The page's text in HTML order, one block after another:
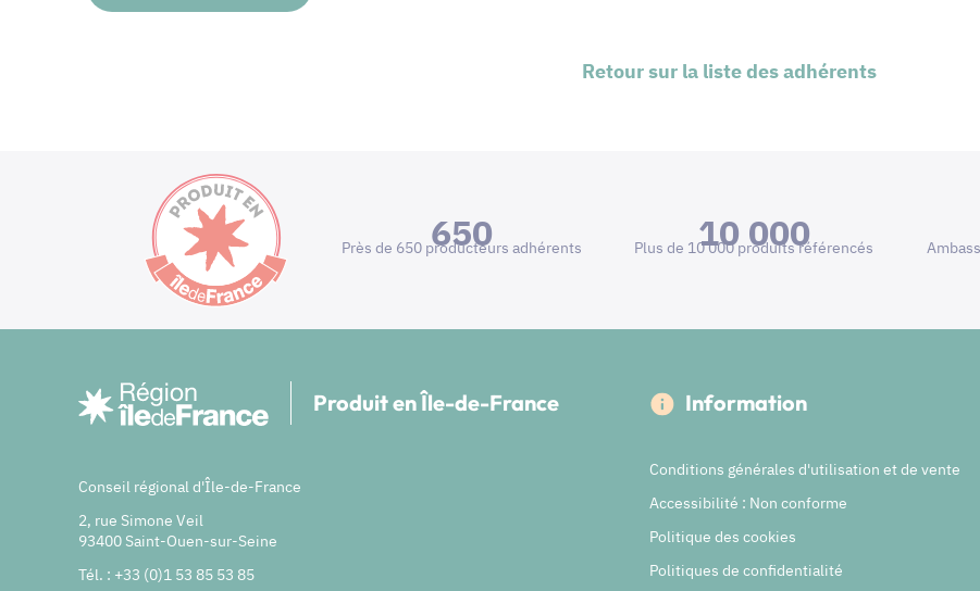
Retour sur la liste des adhérents
650
Près de 650 producteurs adhérents 10 000
Plus de 10 000 produits référencés
Produit en Île-de-France
Conseil régional d'Île-de-France
2, rue Simone Veil
93400 Saint-Ouen-sur-Seine
Tél. : +33 (0)1 53 85 53 85
Information
Conditions générales d'utilisation et de vente
Accessibilité : Non conforme
Politique des cookies
Politiques de confidentialité